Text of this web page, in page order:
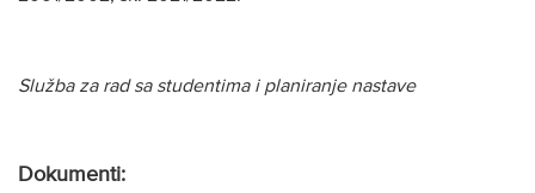
Služba za rad sa studentima i planiranje nastave
Dokumenti: